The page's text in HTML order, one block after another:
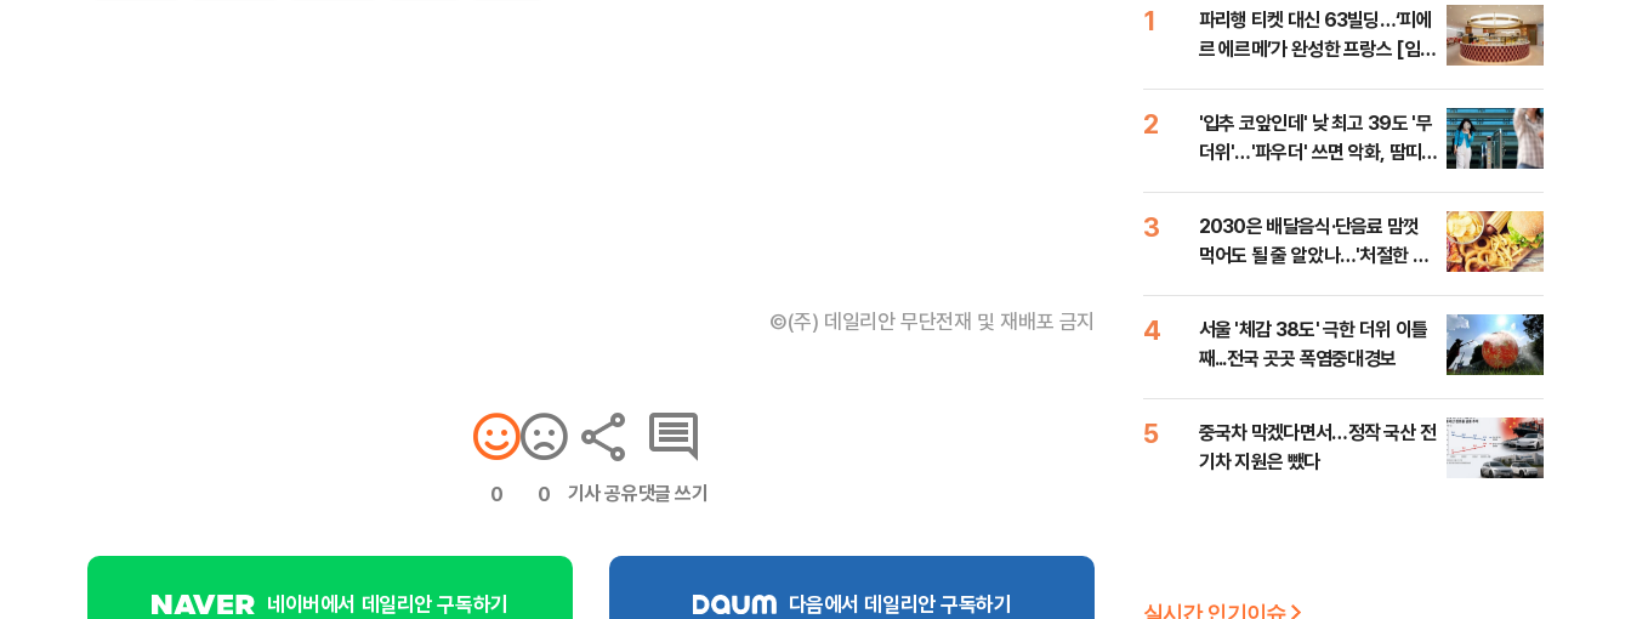
©(주) 데일리안 무단전재 및 재배포 금지
0 0 기사 공유댓글 쓰기
네이버에서 데일리안 구독하기 다음에서 데일리안 구독하기
1
파리행 티켓 대신 63빌딩…‘피에
르 에르메’가 완성한 프랑스 [임유
2
'입추 코앞인데' 낮 최고 39도 '무
더위'…'파우더' 쓰면 악화, 땀띠
3
2030은 배달음식·단음료 맘껏
먹어도 될 줄 알았나…'처절한 대
4
서울 '체감 38도' 극한 더위 이틀
째...전국 곳곳 폭염중대경보
5
중국차 막겠다면서…정작 국산 전
기차 지원은 뺐다